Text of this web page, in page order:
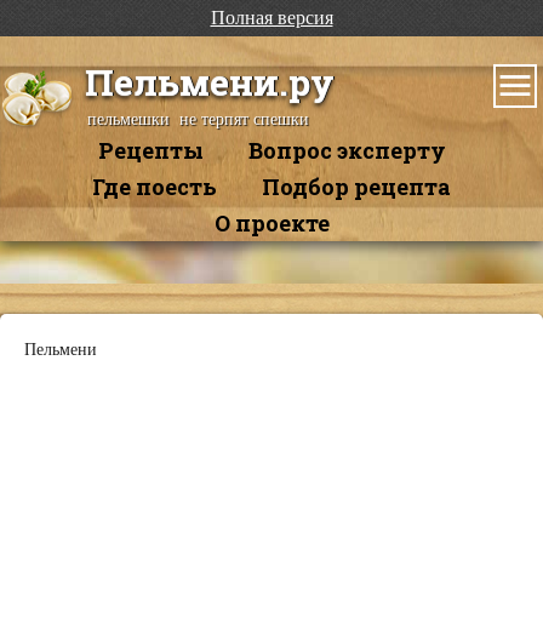
Полная версия
Пельмени.ру
пельмешки не терпят спешки
Рецепты
Вопрос эксперту
Где поесть
Подбор рецепта
О проекте
Пельмени